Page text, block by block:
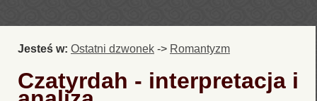
Jesteś w: Ostatni dzwonek -> Romantyzm
Czatyrdah - interpretacja i